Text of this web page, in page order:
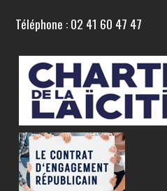
Téléphone : 02 41 60 47 47